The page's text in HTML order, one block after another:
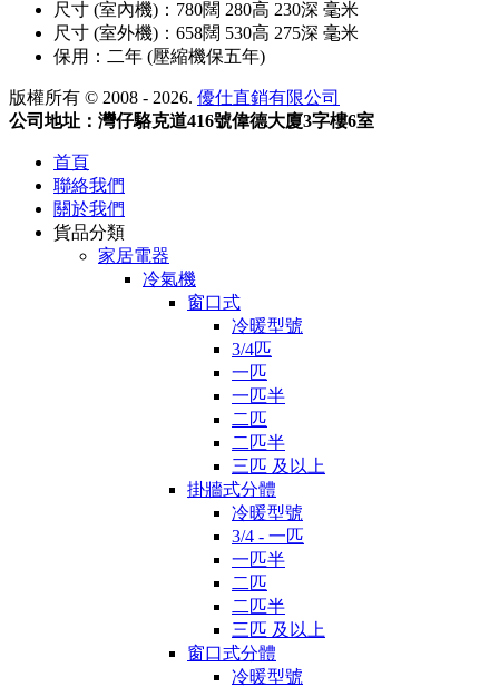
尺寸 (室內機)：780闊 280高 230深 毫米
尺寸 (室外機)：658闊 530高 275深 毫米
保用：二年 (壓縮機保五年)
版權所有 © 2008 - 2026. 優仕直銷有限公司
公司地址：灣仔駱克道416號偉德大廈3字樓6室
首頁
聯絡我們
關於我們
貨品分類
家居電器
冷氣機
窗口式
冷暖型號
3/4匹
一匹
一匹半
二匹
二匹半
三匹 及以上
掛牆式分體
冷暖型號
3/4 - 一匹
一匹半
二匹
二匹半
三匹 及以上
窗口式分體
冷暖型號